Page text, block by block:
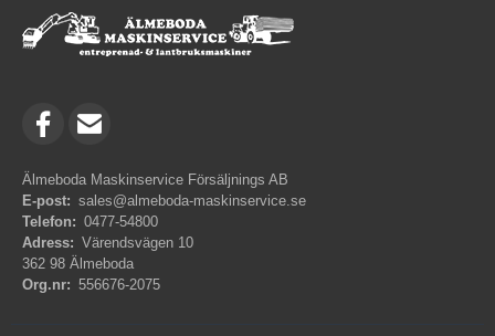
Älmeboda Maskinservice Försäljnings AB
E-post: sales@almeboda-maskinservice.se
Telefon: 0477-54800
Adress: Värendsvägen 10
362 98 Älmeboda
Org.nr: 556676-2075